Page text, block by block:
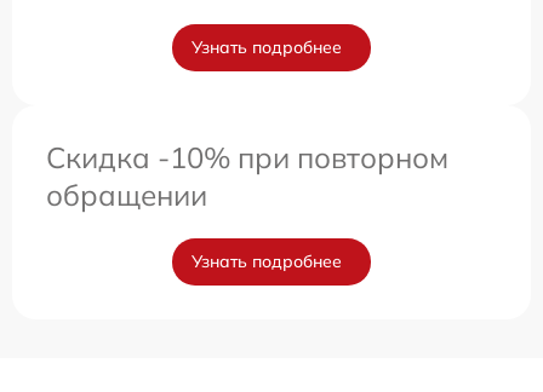
Узнать подробнее
Скидка -10% при повторном
обращении
Узнать подробнее